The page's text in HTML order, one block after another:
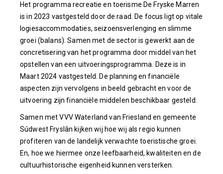
Het programma recreatie en toerisme De Fryske Marren
is in 2023 vastgesteld door de raad. De focus ligt op vitale
logiesaccommodaties, seizoensverlenging en slimme
groei (balans). Samen met de sector is gewerkt aan de
concretisering van het programma door middel van het
opstellen van een uitvoeringsprogramma. Deze is in
Maart 2024 vastgesteld. De planning en financiële
aspecten zijn vervolgens in beeld gebracht en voor de
uitvoering zijn financiële middelen beschikbaar gesteld.
Samen met VVV Waterland van Friesland en gemeente
Súdwest Fryslân kijken wij hoe wij als regio kunnen
profiteren van de landelijk verwachte toeristische groei.
En, hoe we hiermee onze leefbaarheid, kwaliteiten en de
cultuurhistorische eigenheid kunnen versterken.